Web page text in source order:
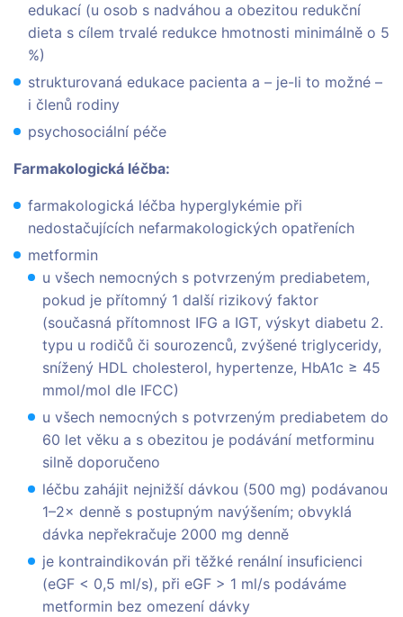
edukací (u osob s nadváhou a obezitou redukční
dieta s cílem trvalé redukce hmotnosti minimálně o 5
%)
strukturovaná edukace pacienta a – je-li to možné –
i členů rodiny
psychosociální péče
Farmakologická léčba:
farmakologická léčba hyperglykémie při
nedostačujících nefarmakologických opatřeních
metformin
u všech nemocných s potvrzeným prediabetem,
pokud je přítomný 1 další rizikový faktor
(současná přítomnost IFG a IGT, výskyt diabetu 2.
typu u rodičů či sourozenců, zvýšené triglyceridy,
snížený HDL cholesterol, hypertenze, HbA1c ≥ 45
mmol/mol dle IFCC)
u všech nemocných s potvrzeným prediabetem do
60 let věku a s obezitou je podávání metforminu
silně doporučeno
léčbu zahájit nejnižší dávkou (500 mg) podávanou
1–2× denně s postupným navýšením; obvyklá
dávka nepřekračuje 2000 mg denně
je kontraindikován při těžké renální insuficienci
(eGF < 0,5 ml/s), při eGF > 1 ml/s podáváme
metformin bez omezení dávky